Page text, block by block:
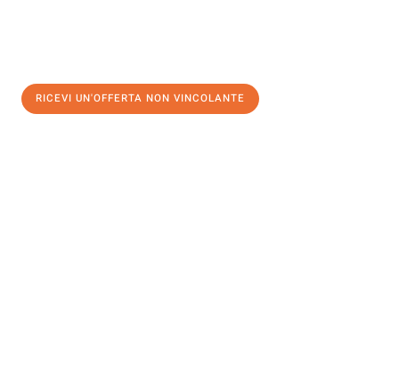
RICEVI UN'OFFERTA NON VINCOLANTE